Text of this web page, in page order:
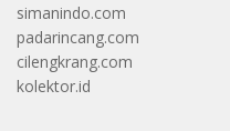
simanindo.com
padarincang.com
cilengkrang.com
kolektor.id